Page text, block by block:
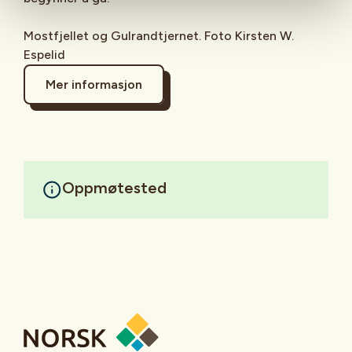
Mostfjellet og Gulrandtjernet. Foto Kirsten W.
Espelid
Mer informasjon
Oppmøtested